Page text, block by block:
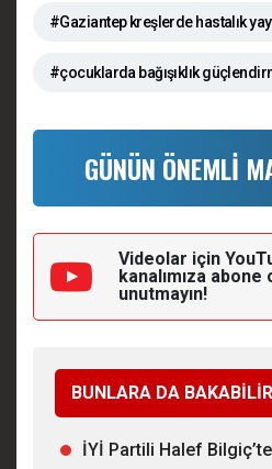
#Gaziantep kreşlerde hastalık
#çocuklarda bağışıklık
GÜNÜN ÖNEMLİ
Videolar için
kanalımıza abone
unutmayın!
BUNLARA DA
İYİ Partili Halef